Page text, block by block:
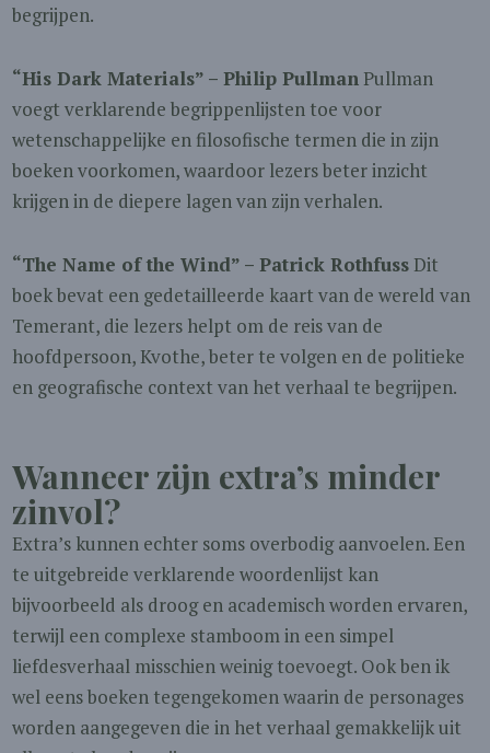
begrijpen.
“His Dark Materials” – Philip Pullman Pullman
voegt verklarende begrippenlijsten toe voor
wetenschappelijke en filosofische termen die in zijn
boeken voorkomen, waardoor lezers beter inzicht
krijgen in de diepere lagen van zijn verhalen.
“The Name of the Wind” – Patrick Rothfuss Dit
boek bevat een gedetailleerde kaart van de wereld van
Temerant, die lezers helpt om de reis van de
hoofdpersoon, Kvothe, beter te volgen en de politieke
en geografische context van het verhaal te begrijpen.
Wanneer zijn extra’s minder
zinvol?
Extra’s kunnen echter soms overbodig aanvoelen. Een
te uitgebreide verklarende woordenlijst kan
bijvoorbeeld als droog en academisch worden ervaren,
terwijl een complexe stamboom in een simpel
liefdesverhaal misschien weinig toevoegt. Ook ben ik
wel eens boeken tegengekomen waarin de personages
worden aangegeven die in het verhaal gemakkelijk uit